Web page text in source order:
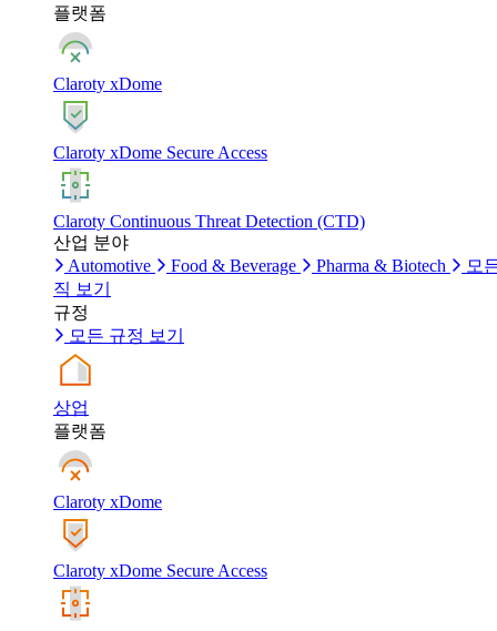
플랫폼
Claroty xDome
Claroty xDome Secure Access
Claroty Continuous Threat Detection (CTD)
산업 분야
Automotive
Food & Beverage Pharma & Biotech
모
직 보기
규정
모든 규정 보기
상업
플랫폼
Claroty xDome
Claroty xDome Secure Access